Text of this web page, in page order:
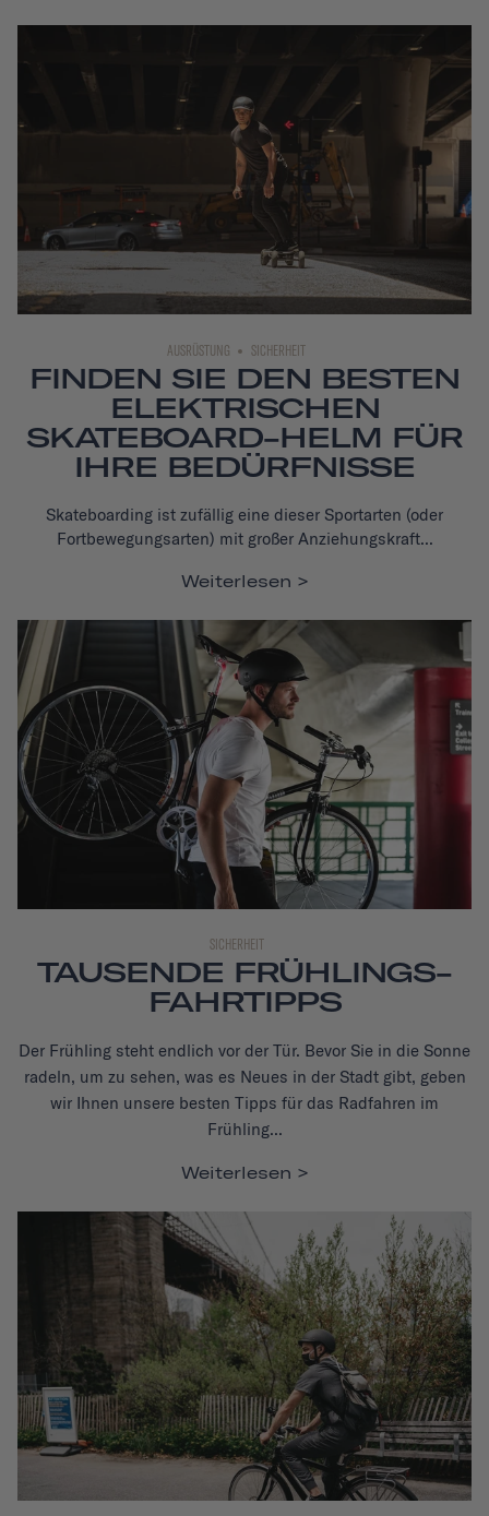
AUSRÜSTUNG SICHERHEIT
FINDEN SIE DEN BESTEN
ELEKTRISCHEN
SKATEBOARD-HELM FÜR
IHRE BEDÜRFNISSE
Skateboarding ist zufällig eine dieser Sportarten (oder
Fortbewegungsarten) mit großer Anziehungskraft...
Weiterlesen
SICHERHEIT
TAUSENDE FRÜHLINGS-
FAHRTIPPS
Der Frühling steht endlich vor der Tür. Bevor Sie in die Sonne
radeln, um zu sehen, was es Neues in der Stadt gibt, geben
wir Ihnen unsere besten Tipps für das Radfahren im
Frühling...
Weiterlesen